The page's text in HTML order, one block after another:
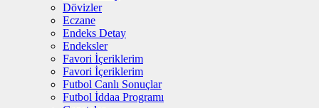
Dövizler
Eczane
Endeks Detay
Endeksler
Favori İçeriklerim
Favori İçeriklerim
Futbol Canlı Sonuçlar
Futbol İddaa Programı